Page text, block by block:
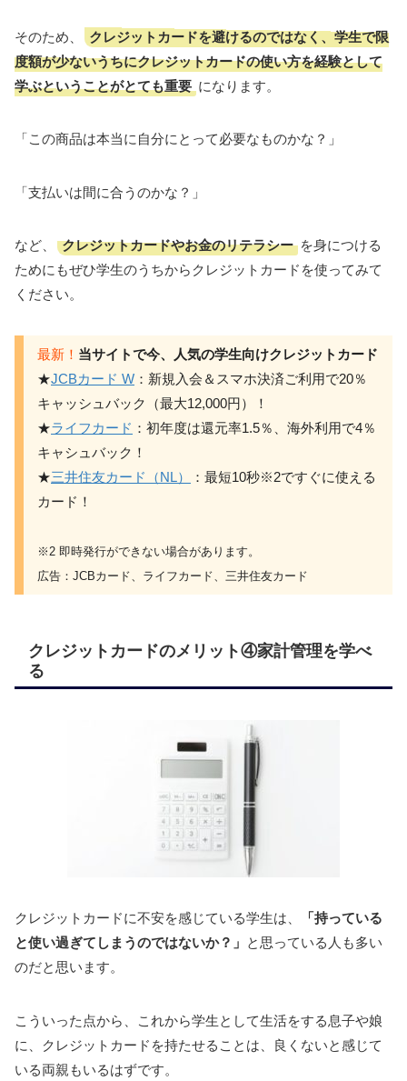
そのため、
クレジットカードを避けるのではなく、学生で限
度額が少ないうちにクレジットカードの使い方を経験として
学ぶということがとても重要 になります。
「この商品は本当に自分にとって必要なものかな？」
「支払いは間に合うのかな？」
など、 クレジットカードやお金のリテラシー を身につける
ためにもぜひ学生のうちからクレジットカードを使ってみて
ください。
最新！ 当サイトで今、人気の学生向けクレジットカード
★JCBカード W ：新規入会＆スマホ決済ご利用で20％
キャッシュバック（最大12,000円）！
★ライフカード ：初年度は還元率1.5％、海外利用で4％
キャシュバック！
★三井住友カード（NL）
：最短10秒※2ですぐに使える
カード！
※2 即時発行ができない場合があります。
広告：JCBカード、ライフカード、三井住友カード
クレジットカードのメリット④家計管理を学べ
る
クレジットカードに不安を感じている学生は、
「持っている
と使い過ぎてしまうのではないか？」 と思っている人も多い
のだと思います。
こういった点から、これから学生として生活をする息子や娘
に、クレジットカードを持たせることは、良くないと感じて
いる両親もいるはずです。